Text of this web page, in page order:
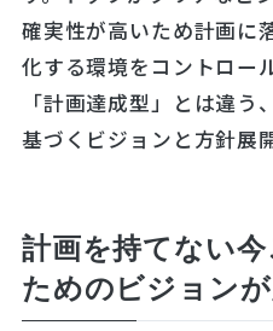
確実性が高いため計画に
化する環境をコントロー
「計画達成型」とは違
基づくビジョンと方針展
計画を持てない
ためのビジョン